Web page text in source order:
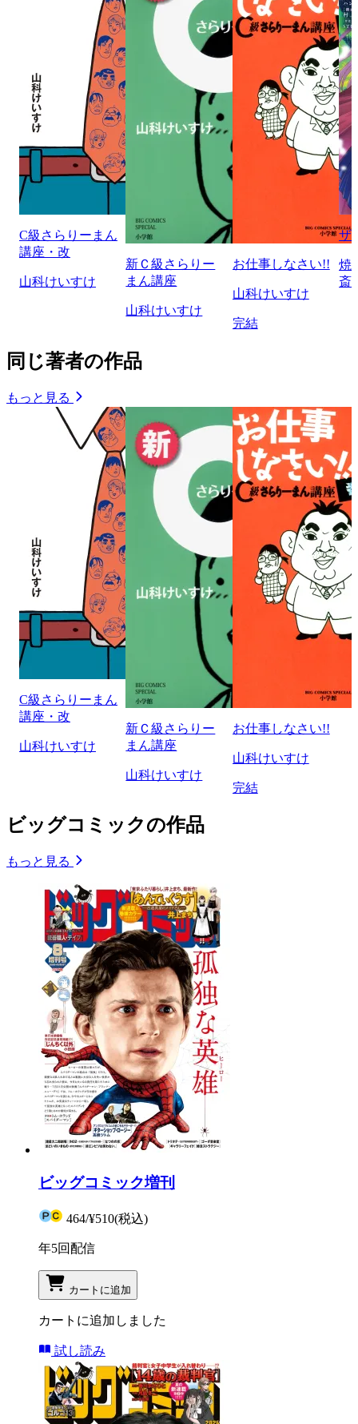
C級さらりーまん
講座・改
山科けいすけ
新Ｃ級さらりー
まん講座
山科けいすけ
お仕事しなさい!!
山科けいすけ
完結
ザ
焼
斎
同じ著者の作品
もっと見る
C級さらりーまん
講座・改
山科けいすけ
新Ｃ級さらりー
まん講座
山科けいすけ
お仕事しなさい!!
山科けいすけ
完結
ビッグコミックの作品
もっと見る
ビッグコミック増刊
464/¥510(税込)
年5回配信
カートに追加
カートに追加しました
試し読み